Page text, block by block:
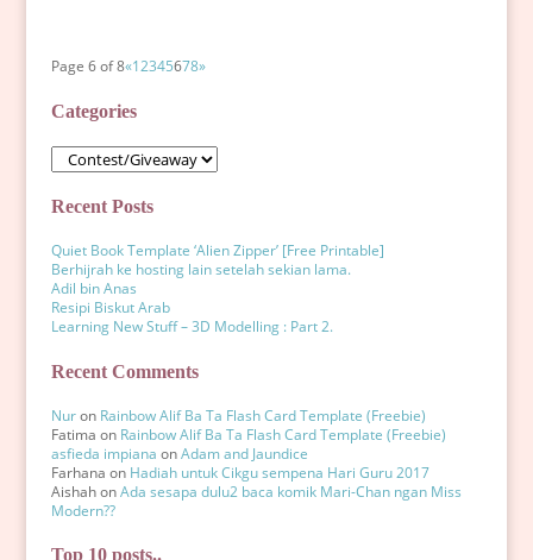
Page 6 of 8«12345678»
Categories
Categories
Recent Posts
Quiet Book Template ‘Alien Zipper’ [Free Printable]
Berhijrah ke hosting lain setelah sekian lama.
Adil bin Anas
Resipi Biskut Arab
Learning New Stuff – 3D Modelling : Part 2.
Recent Comments
Nuron Rainbow Alif Ba Ta Flash Card Template (Freebie)
Fatima on Rainbow Alif Ba Ta Flash Card Template (Freebie)
asfieda impiana onAdam and Jaundice
Farhana on Hadiah untuk Cikgu sempena Hari Guru 2017
AishahonAda sesapa dulu2 baca komik Mari-Chan ngan Miss
Modern??
Top 10 posts..